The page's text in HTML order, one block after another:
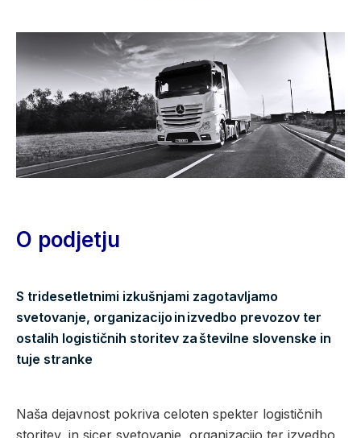
O podjetju
S tridesetletnimi izkušnjami zagotavljamo
svetovanje, organizacijo in izvedbo prevozov ter
ostalih logističnih storitev za številne slovenske in
tuje stranke
Naša dejavnost pokriva celoten spekter logističnih